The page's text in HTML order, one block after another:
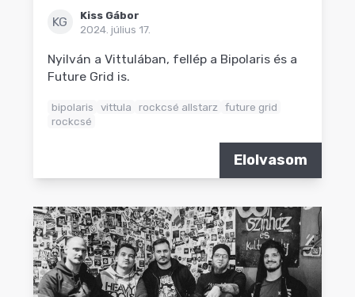
KG
Kiss Gábor
2024. július 17.
Nyilván a Vittulában, fellép a Bipolaris és a
Future Grid is.
bipolaris vittula rockcsé allstarz
future grid
rockcsé
Elolvasom